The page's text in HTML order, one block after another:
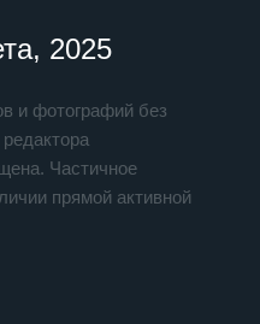
2025
и фотографий без
редактора
Частичное
прямой активной